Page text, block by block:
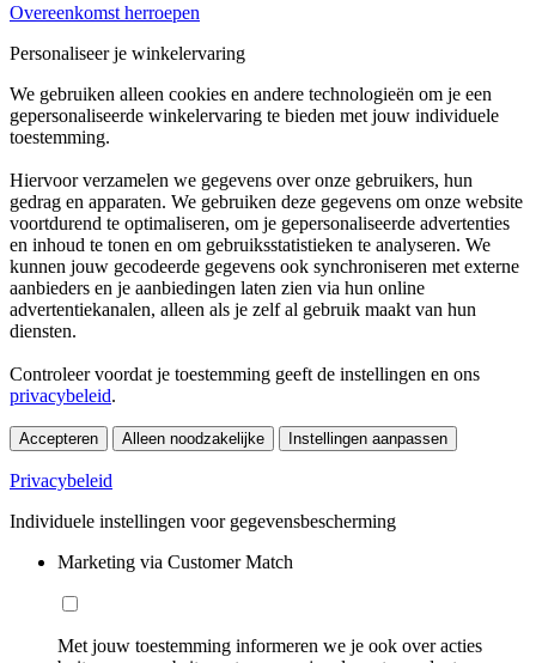
Overeenkomst herroepen
Personaliseer je winkelervaring
We gebruiken alleen cookies en andere technologieën om je een
gepersonaliseerde winkelervaring te bieden met jouw individuele
toestemming.
Hiervoor verzamelen we gegevens over onze gebruikers, hun
gedrag en apparaten. We gebruiken deze gegevens om onze website
voortdurend te optimaliseren, om je gepersonaliseerde advertenties
en inhoud te tonen en om gebruiksstatistieken te analyseren. We
kunnen jouw gecodeerde gegevens ook synchroniseren met externe
aanbieders en je aanbiedingen laten zien via hun online
advertentiekanalen, alleen als je zelf al gebruik maakt van hun
diensten.
Controleer voordat je toestemming geeft de instellingen en ons
privacybeleid.
Accepteren Alleen noodzakelijke Instellingen aanpassen
Privacybeleid
Individuele instellingen voor gegevensbescherming
Marketing via Customer Match
Met jouw toestemming informeren we je ook over acties